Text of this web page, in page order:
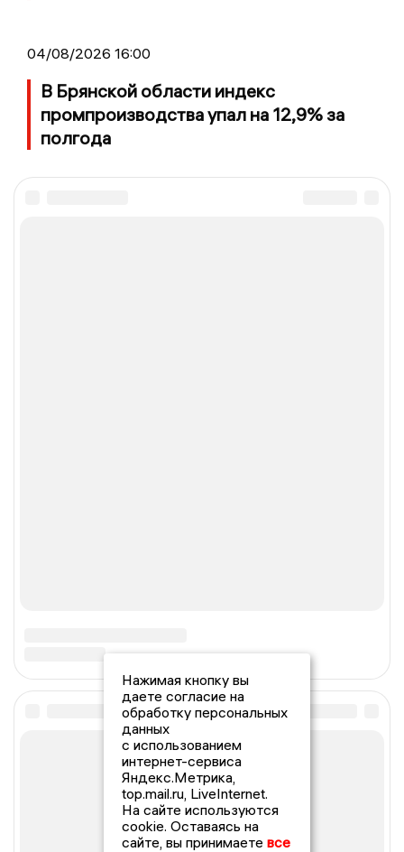
04/08/2026 16:00
В Брянской области индекс
промпроизводства упал на 12,9% за
полгода
Нажимая кнопку вы
даете согласие на
обработку персональных
данных
с использованием
интернет-сервиса
Яндекс.Метрика,
top.mail.ru, LiveInternet.
На сайте используются
cookie. Оставаясь на
сайте, вы принимаете все